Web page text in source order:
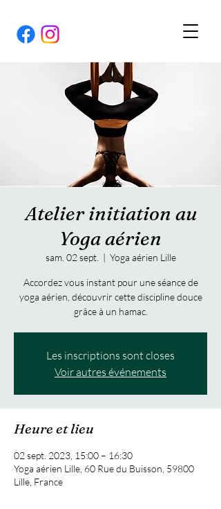
Atelier initiation au
Yoga aérien
sam. 02 sept.
  |
Yoga aérien Lille
Accordez vous instant pour une séance de
yoga aérien, découvrir cette discipline douce
grâce à un hamac.
Les inscriptions sont closes
Voir autres événements
Heure et lieu
02 sept. 2023, 15:00 – 16:30
Yoga aérien Lille, 60 Rue du Buisson, 59800
Lille, France